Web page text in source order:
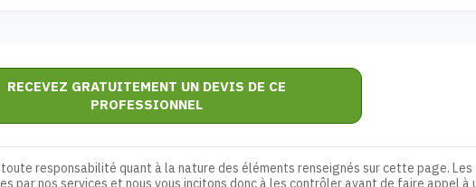
RECEVEZ GRATUITEMENT UN DEVIS DE CE
PROFESSIONNEL
responsabilité quant à la nature des éléments renseignés sur cette page. Les
par nos services et nous vous incitons donc à les contrôler avant de faire appel à